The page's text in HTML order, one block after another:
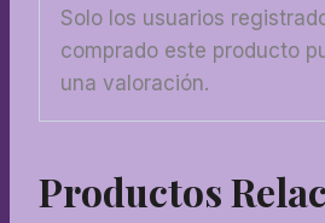
Solo los usuarios
comprado este producto
una valoración.
Productos